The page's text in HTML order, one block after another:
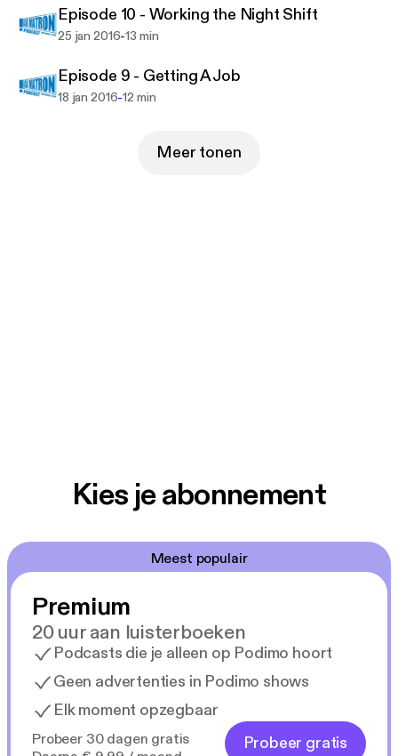
Episode 10 - Working the Night Shift
25 jan 2016-13 min
Episode 9 - Getting A Job
18 jan 2016-12 min
Meer tonen
Kies je abonnement
Meest populair
Premium
20 uur aan luisterboeken
Podcasts die je alleen op Podimo hoort
Geen advertenties in Podimo shows
Elk moment opzegbaar
Probeer 30 dagen gratis
Probeer gratis